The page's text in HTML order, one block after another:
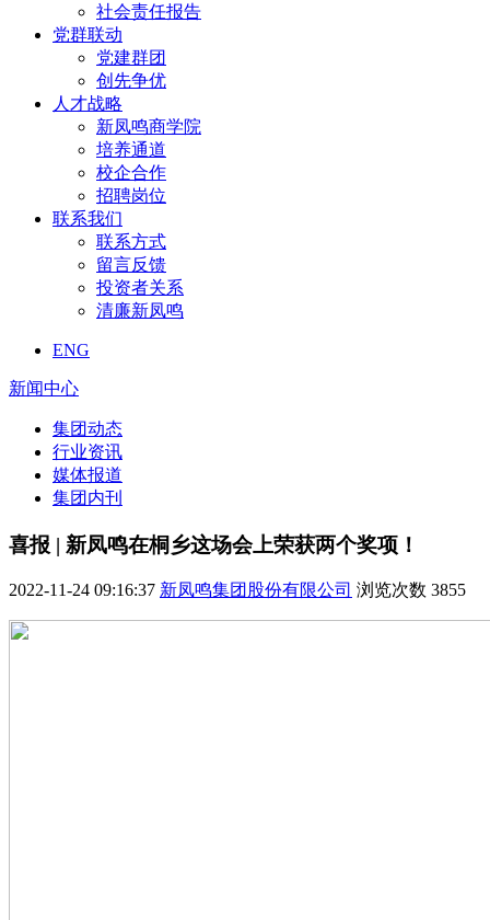
社会责任报告
党群联动
党建群团
创先争优
人才战略
新凤鸣商学院
培养通道
校企合作
招聘岗位
联系我们
联系方式
留言反馈
投资者关系
清廉新凤鸣
ENG
新闻中心
集团动态
行业资讯
媒体报道
集团内刊
喜报 | 新凤鸣在桐乡这场会上荣获两个奖项！
2022-11-24 09:16:37 新凤鸣集团股份有限公司 浏览次数 3855